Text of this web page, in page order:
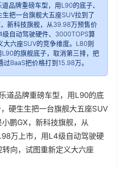
品牌重磅车型，用L90的底子、
把一台旗舰大五座SUV拉到了
新科技旗舰，从39.98万预售价
自动驾驶硬件、3000TOPS算
大六座SUV的竞争维度。L80则
的旗舰底子，取消第三排，把
BaaS把价格打到15.98万。
道品牌重磅车型，用L90的底
硬生生把一台旗舰大五座SUV
鹏GX，新科技旗舰，从
万上市，用L4级自动驾驶硬
向，试图重新定义大六座